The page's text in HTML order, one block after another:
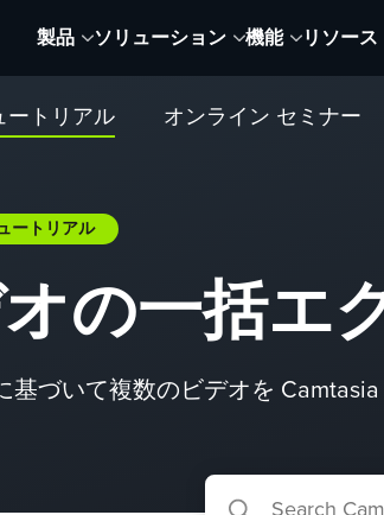
製品 ソリューション 機能 リソース
ートリアル オンライン セミナー
ートリアル
の一括エ
基づいて複数のビデオを